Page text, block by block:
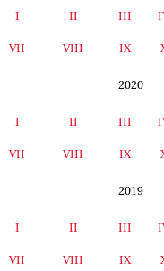
I II III
VII VIII IX
2020
I II III
VII VIII IX
2019
I II III
VII VIII IX